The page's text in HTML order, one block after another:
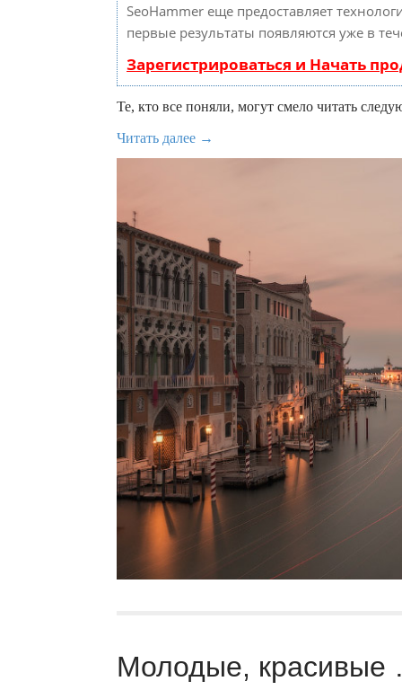
SeoHammer еще предоставляет
первые результаты появляются уже в
Зарегистрироваться и Начать
Те, кто все поняли, могут смело читать
Читать далее →
Молодые, красивые